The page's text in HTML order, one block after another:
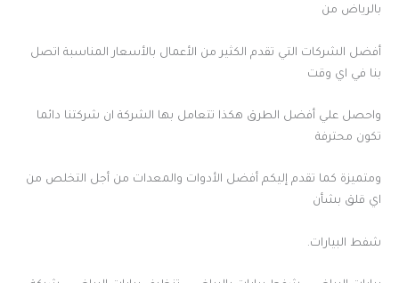
بالرياض من
أفضل الشركات التي تقدم الكثير من الأعمال بالأسعار المناسبة اتصل
بنا في اي وقت
واحصل علي أفضل الطرق هكذا تتعامل بها الشركة ان شركتنا دائما
تكون محترفة
ومتميزة كما تقدم إليكم أفضل الأدوات والمعدات من أجل التخلص من
اي قلق بشأن
شفط البيارات.